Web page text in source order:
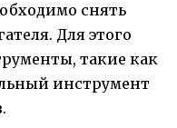
снять
Для этого
такие как
инструмент